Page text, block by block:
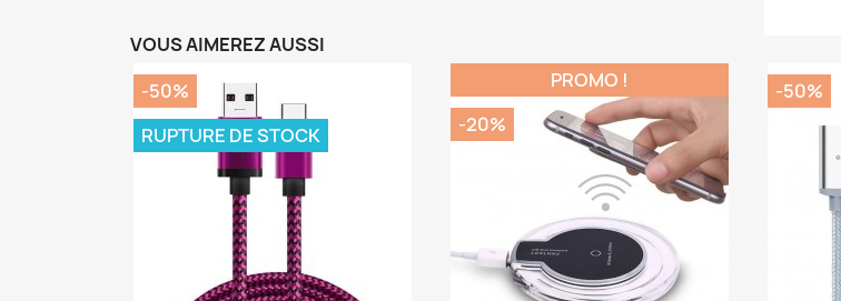
VOUS AIMEREZ AUSSI
-50%
RUPTURE DE STOCK
PROMO !
-20%
-50%